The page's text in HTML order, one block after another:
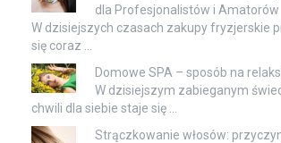
dla Profesjonalistów i Amatorów
W dzisiejszych czasach zakupy fryzjerskie
się coraz …
Domowe SPA – sposób na
W dzisiejszym zabieganym
chwili dla siebie staje się …
Strączkowanie włosów: